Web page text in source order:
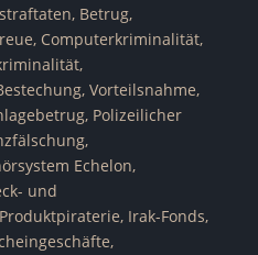
Betrug,
Computerkriminalität,
Vorteilsnahme,
Polizeilicher
Echelon,
und
Irak-Fonds,